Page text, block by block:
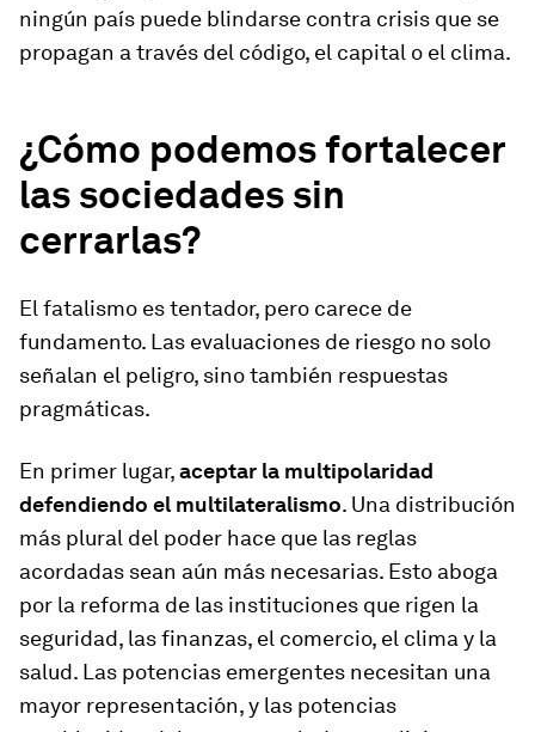
ningún país puede blindarse contra crisis que se
propagan a través del código, el capital o el clima.
¿Cómo podemos fortalecer
las sociedades sin
cerrarlas?
El fatalismo es tentador, pero carece de
fundamento. Las evaluaciones de riesgo no solo
señalan el peligro, sino también respuestas
pragmáticas.
En primer lugar,aceptar la multipolaridad
defendiendo el multilateralismo. Una distribución
más plural del poder hace que las reglas
acordadas sean aún más necesarias. Esto aboga
por la reforma de las instituciones que rigen la
seguridad, las finanzas, el comercio, el clima y la
salud. Las potencias emergentes necesitan una
mayor representación, y las potencias